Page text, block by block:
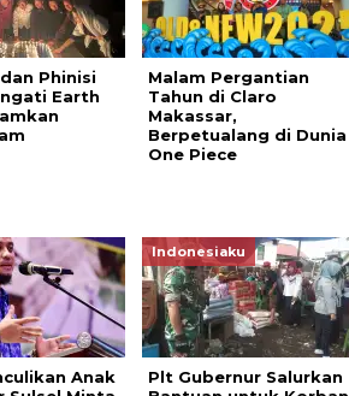
Phinisi
Earth
Malam Pergantian
Tahun di Claro
Makassar,
Berpetualang di Dunia
One Piece
Anak
Indonesiaku
Plt Gubernur Salurkan